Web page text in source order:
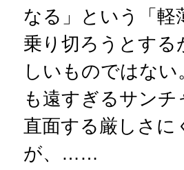
なる」という「軽
乗り切ろうとする
しいものではな
も遠すぎるサン
直面する厳しさ
が、……